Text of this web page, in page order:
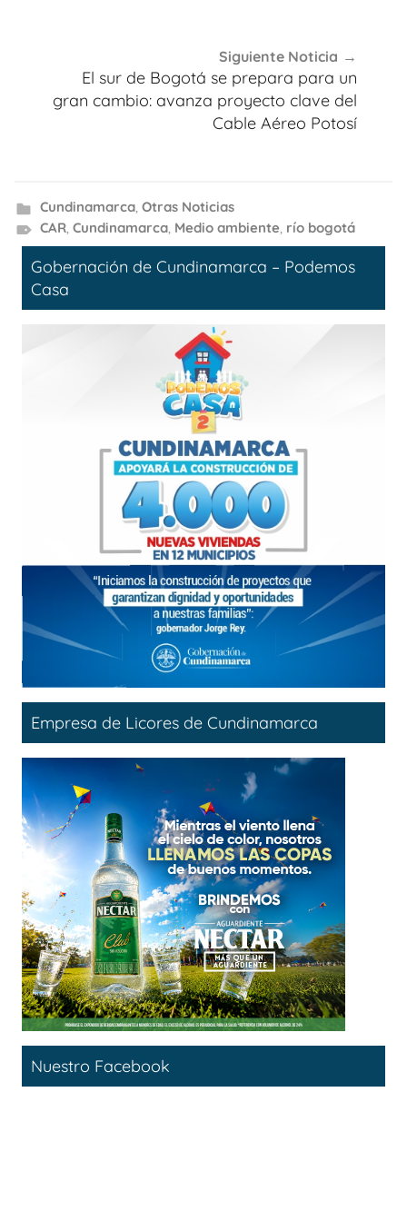
Siguiente Noticia
El sur de Bogotá se prepara para un
gran cambio: avanza proyecto clave del
Cable Aéreo Potosí
Cundinamarca, Otras Noticias
CAR, Cundinamarca, Medio ambiente, río bogotá
Gobernación de Cundinamarca – Podemos
Casa
Empresa de Licores de Cundinamarca
Nuestro Facebook